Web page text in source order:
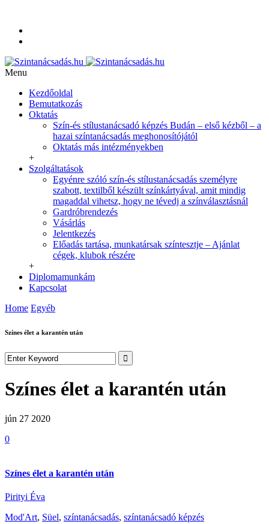
Menu
Kezdőoldal
Bemutatkozás
Oktatás
Szín-és stílustanácsadó képzés Budán – első kézből – a
hazai színtanácsadás meghonosítójától
Oktatás más intézményekben
+
Szolgáltatások
Egyénre szóló szín-és stílustanácsadás személyre
szabott, textilből készült színkártyával, amit mindig
magaddal vihetsz, hogy ne tévedj a színválasztásnál
Gardróbrendezés
Vásárlás
Jelentkezés
Előadás tartása, munkatársak színtesztje – Ajánlat
cégek, klubok részére
+
Diplomamunkám
Kapcsolat
Home Egyéb
Színes élet a karantén után
Színes élet a karantén után
jún 27 2020
0
Színes élet a karantén után
Pirityi Éva
Mod'Art, Süel, színtanácsadás, színtanácsadó képzés